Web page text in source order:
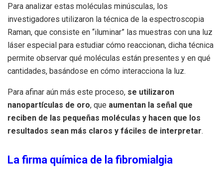
Para analizar estas moléculas minúsculas, los
investigadores utilizaron la técnica de la espectroscopia
Raman, que consiste en “iluminar” las muestras con una luz
láser especial para estudiar cómo reaccionan, dicha técnica
permite observar qué moléculas están presentes y en qué
cantidades, basándose en cómo interacciona la luz.
Para afinar aún más este proceso, se utilizaron
nanopartículas de oro, que aumentan la señal que
reciben de las pequeñas moléculas y hacen que los
resultados sean más claros y fáciles de interpretar.
La firma química de la fibromialgia